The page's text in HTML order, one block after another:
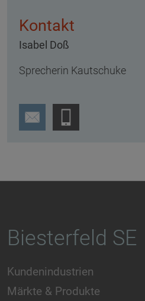
Kontakt
Isabel Doß
Sprecherin Kautschuke
Biesterfeld SE
Kundenindustrien
Märkte & Produkte